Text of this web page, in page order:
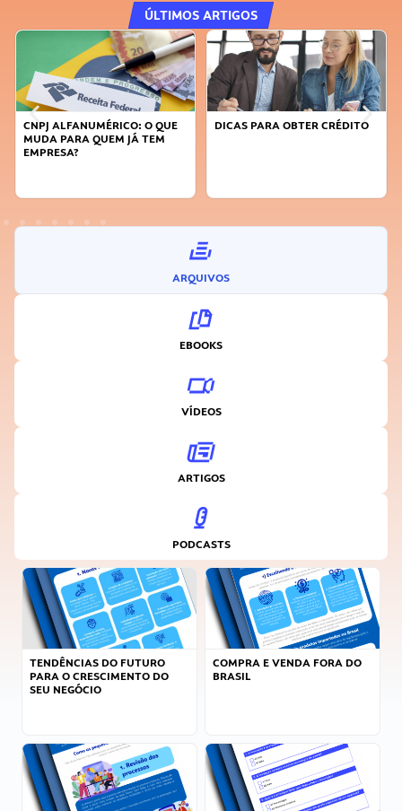
ÚLTIMOS ARTIGOS
DICAS PARA OBTER CRÉDITO
FAÇA A DIFERENÇA: SEJA
ARQUIVOS
EBOOKS
VÍDEOS
ARTIGOS
PODCASTS
TENDÊNCIAS DO FUTURO
PARA O CRESCIMENTO DO
SEU NEGÓCIO
COMPRA E VENDA FORA DO
BRASIL